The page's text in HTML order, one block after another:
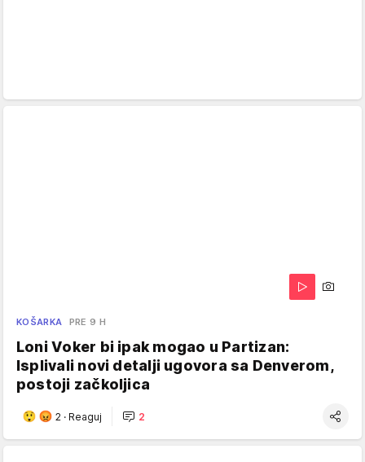
KOŠARKA PRE 9 H
Loni Voker bi ipak mogao u Partizan:
Isplivali novi detalji ugovora sa Denverom,
postoji začkoljica
2 · Reaguj 2